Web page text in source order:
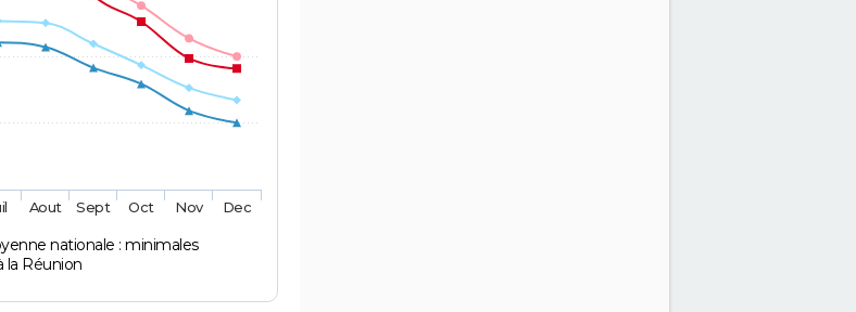
nationale : minimales
la Réunion
Aout Sept Oct Nov Dec